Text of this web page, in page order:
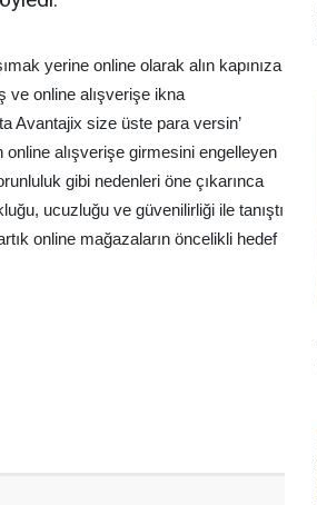
yerine online olarak alın kapınıza
ve online alışverişe ikna
Avantajix size üste para versin’
alışverişe girmesini engelleyen
gibi nedenleri öne çıkarınca
ucuzluğu ve güvenilirliği ile tanıştı
online mağazaların öncelikli hedef